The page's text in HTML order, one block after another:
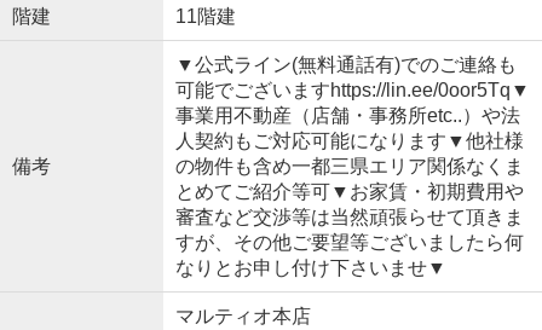
階建 11階建
備考
▼公式ライン(無料通話有)でのご連絡も
可能でございますhttps://lin.ee/0oor5Tq▼
事業用不動産（店舗・事務所etc..）や法
人契約もご対応可能になります▼他社様
の物件も含め一都三県エリア関係なくま
とめてご紹介等可▼お家賃・初期費用や
審査など交渉等は当然頑張らせて頂きま
すが、その他ご要望等ございましたら何
なりとお申し付け下さいませ▼
マルティオ本店